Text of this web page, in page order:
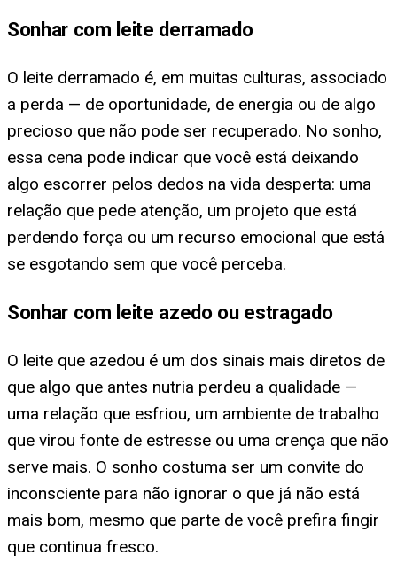
Sonhar com leite derramado
O leite derramado é, em muitas culturas, associado
a perda — de oportunidade, de energia ou de algo
precioso que não pode ser recuperado. No sonho,
essa cena pode indicar que você está deixando
algo escorrer pelos dedos na vida desperta: uma
relação que pede atenção, um projeto que está
perdendo força ou um recurso emocional que está
se esgotando sem que você perceba.
Sonhar com leite azedo ou estragado
O leite que azedou é um dos sinais mais diretos de
que algo que antes nutria perdeu a qualidade —
uma relação que esfriou, um ambiente de trabalho
que virou fonte de estresse ou uma crença que não
serve mais. O sonho costuma ser um convite do
inconsciente para não ignorar o que já não está
mais bom, mesmo que parte de você prefira fingir
que continua fresco.